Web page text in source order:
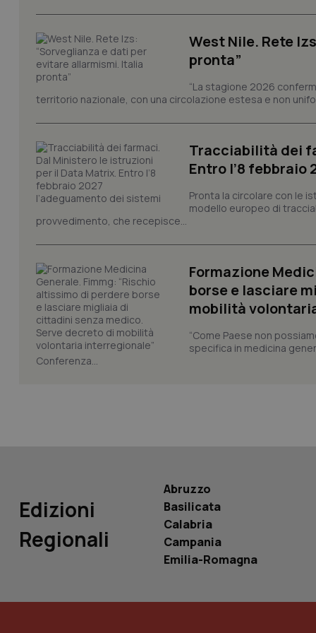
West Nile. Rete
pronta”
“La stagione 2026
territorio nazionale, con una circolazione estesa e non
Tracciabilità dei
Entro l’8 febbraio
Pronta la circolare con le
modello europeo di
provvedimento, che recepisce...
Formazione
borse e lasciare
mobilità
“Come Paese non
specifica in medicina
Conferenza...
Edizioni
Regionali
Abruzzo
Basilicata
Calabria
Campania
Emilia-Romagna
I cookie necessari
Nome
tracking-sites-
tracking-enable
_ga
_ga_0VMQEQKQ1N